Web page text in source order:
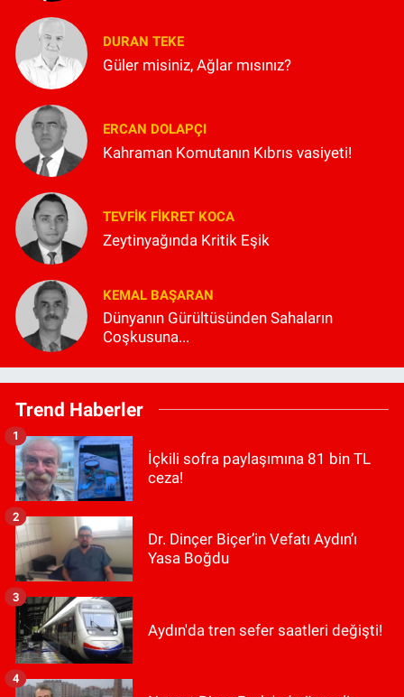
DURAN TEKE
Güler misiniz, Ağlar mısınız?
ERCAN DOLAPÇI
Kahraman Komutanın Kıbrıs vasiyeti!
TEVFIK FIKRET KOCA
Zeytinyağında Kritik Eşik
KEMAL BAŞARAN
Dünyanın Gürültüsünden Sahaların
Coşkusuna...
Trend Haberler
İçkili sofra paylaşımına 81 bin TL
ceza!
1
Dr. Dinçer Biçer’in Vefatı Aydın’ı
Yasa Boğdu
2
Aydın'da tren sefer saatleri değişti!
3
4